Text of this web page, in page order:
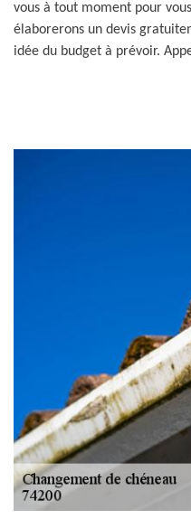
vous à tout moment pour
élaborerons un devis
idée du budget à prévoir.